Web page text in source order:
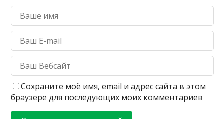
Сохраните моё имя, email и адрес сайта в этом
браузере для последующих моих комментариев